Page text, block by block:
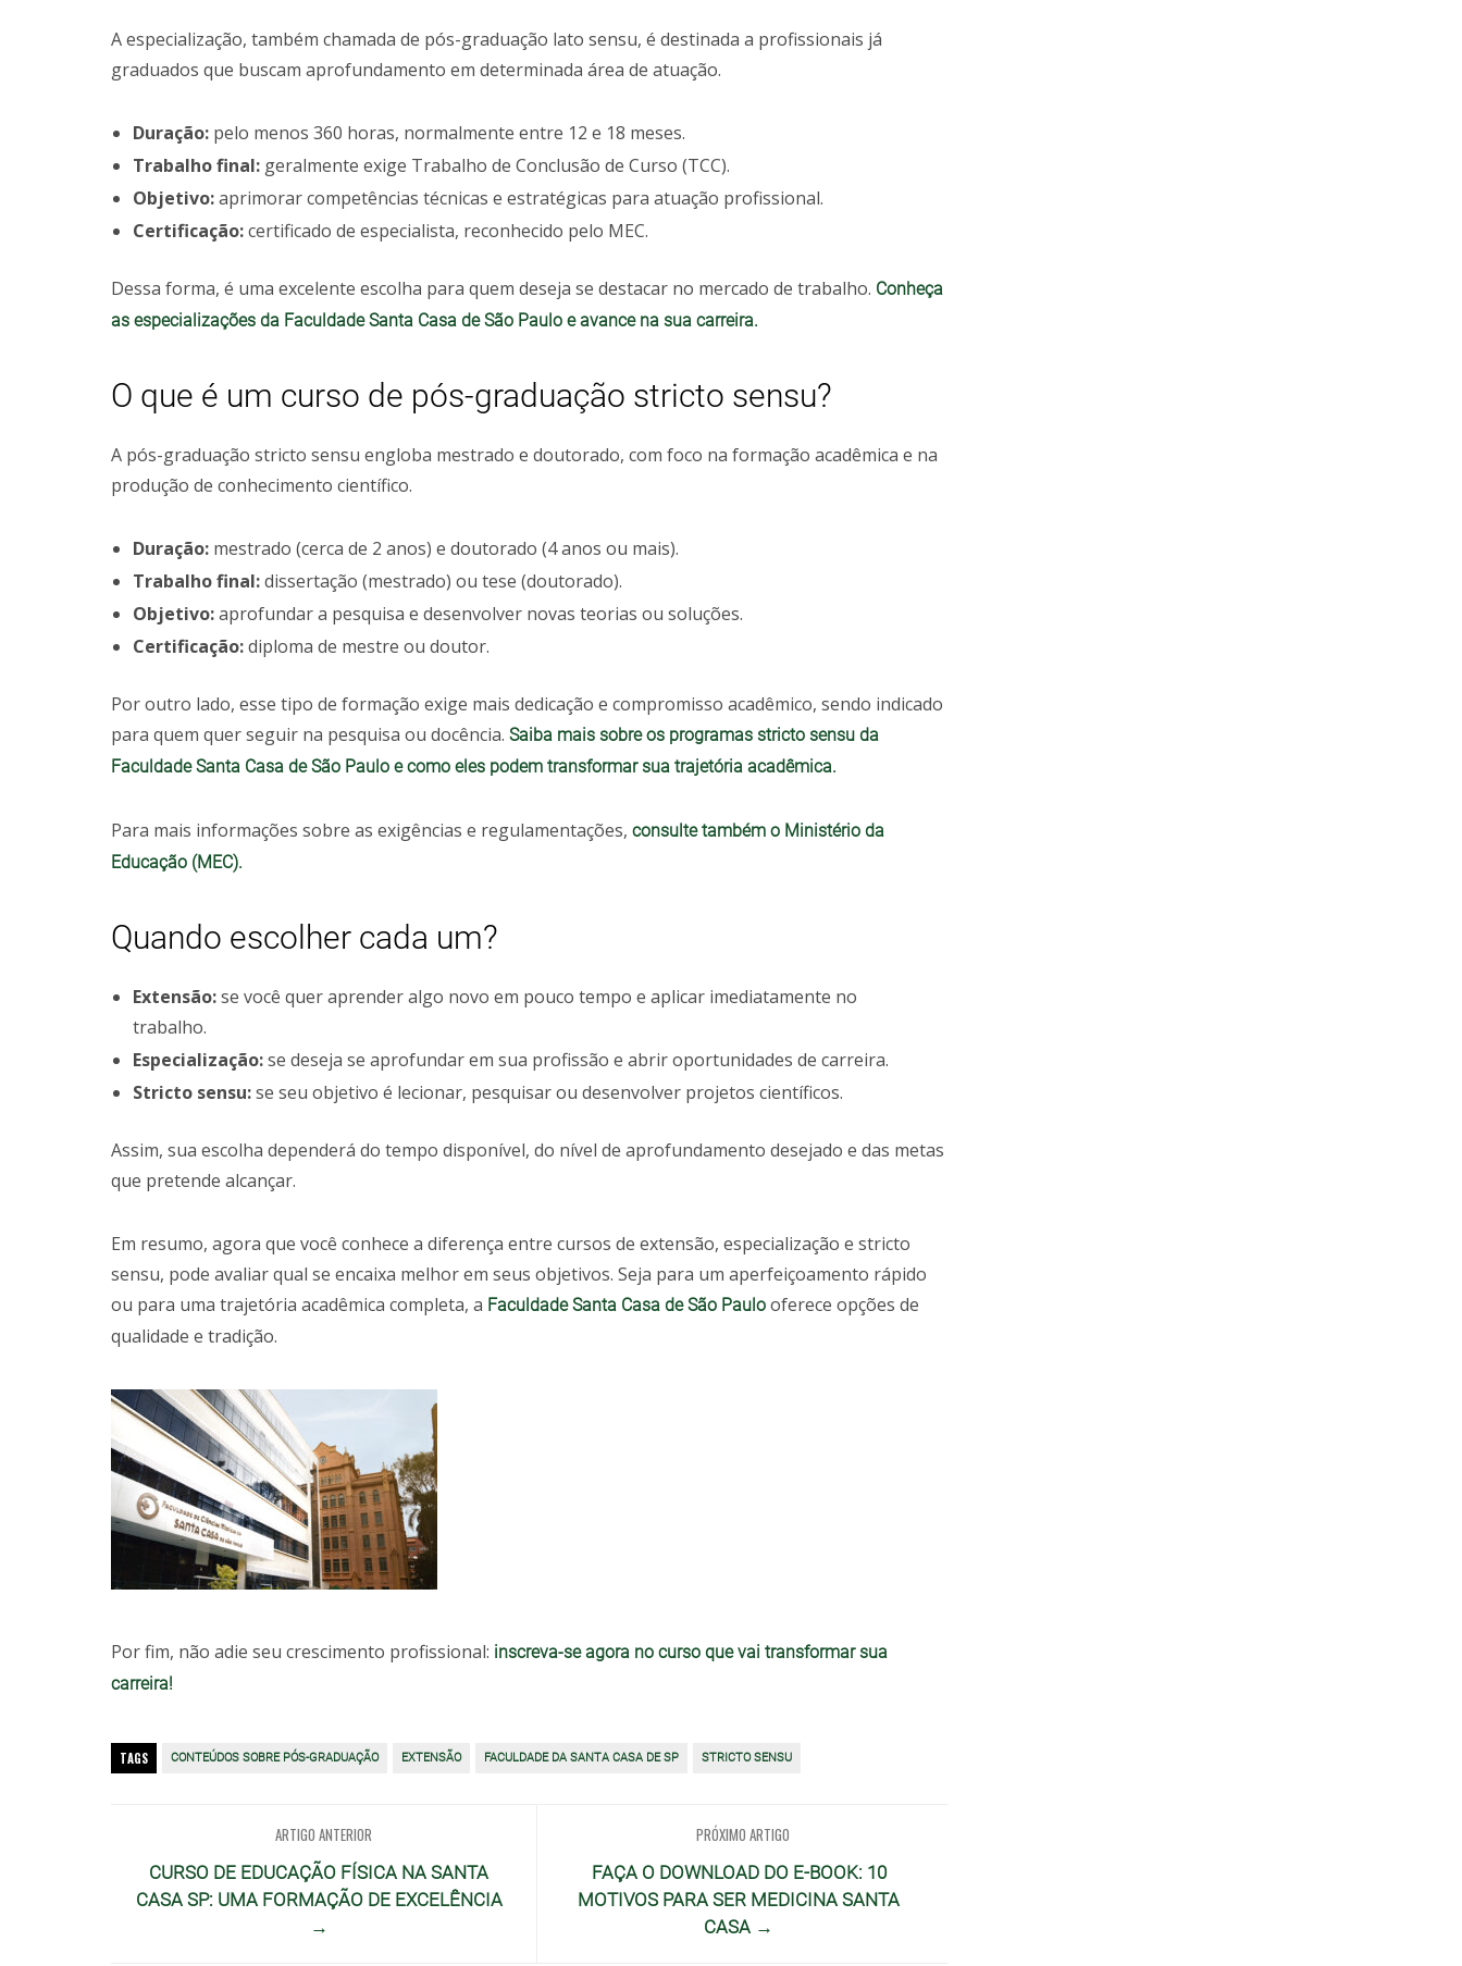
A especialização, também chamada de pós-graduação lato sensu, é destinada a profissionais já
graduados que buscam aprofundamento em determinada área de atuação.
Duração: pelo menos 360 horas, normalmente entre 12 e 18 meses.
Trabalho final: geralmente exige Trabalho de Conclusão de Curso (TCC).
Objetivo:aprimorar competências técnicas e estratégicas para atuação profissional.
Certificação:certificado de especialista, reconhecido pelo MEC.
Dessa forma, é uma excelente escolha para quem deseja se destacar no mercado de trabalho. Conheça
as especializações da Faculdade Santa Casa de São Paulo e avance na sua carreira.
O que é um curso de pós-graduação stricto sensu?
A pós-graduação stricto sensu engloba mestrado e doutorado, com foco na formação acadêmica e na
produção de conhecimento científico.
Duração: mestrado (cerca de 2 anos) e doutorado (4 anos ou mais).
Trabalho final:dissertação (mestrado) ou tese (doutorado).
Objetivo:aprofundar a pesquisa e desenvolver novas teorias ou soluções.
Certificação:diploma de mestre ou doutor.
Por outro lado, esse tipo de formação exige mais dedicação e compromisso acadêmico, sendo indicado
para quem quer seguir na pesquisa ou docência. Saiba mais sobre os programas stricto sensu da
Faculdade Santa Casa de São Paulo e como eles podem transformar sua trajetória acadêmica.
Para mais informações sobre as exigências e regulamentações, consulte também o Ministério da
Educação (MEC).
Quando escolher cada um?
Extensão:se você quer aprender algo novo em pouco tempo e aplicar imediatamente no
trabalho.
Especialização:se deseja se aprofundar em sua profissão e abrir oportunidades de carreira.
Stricto sensu:se seu objetivo é lecionar, pesquisar ou desenvolver projetos científicos.
Assim, sua escolha dependerá do tempo disponível, do nível de aprofundamento desejado e das metas
que pretende alcançar.
Em resumo, agora que você conhece a diferença entre cursos de extensão, especialização e stricto
sensu, pode avaliar qual se encaixa melhor em seus objetivos. Seja para um aperfeiçoamento rápido
ou para uma trajetória acadêmica completa, a Faculdade Santa Casa de São Paulo oferece opções de
qualidade e tradição.
Por fim, não adie seu crescimento profissional: inscreva-se agora no curso que vai transformar sua
carreira!
TAGS CONTEÚDOS SOBRE PÓS-GRADUAÇÃO EXTENSÃO FACULDADE DA SANTA CASA DE SP STRICTO SENSU
ARTIGO ANTERIOR
CURSO DE EDUCAÇÃO FÍSICA NA SANTA
CASA SP: UMA FORMAÇÃO DE EXCELÊNCIA
→
PRÓXIMO ARTIGO
FAÇA O DOWNLOAD DO E-BOOK: 10
MOTIVOS PARA SER MEDICINA SANTA
CASA →